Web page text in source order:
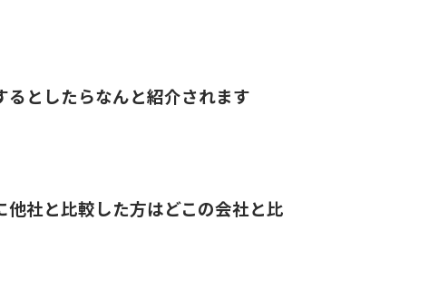
るとしたらなんと紹介されます
他社と比較した方はどこの会社と比